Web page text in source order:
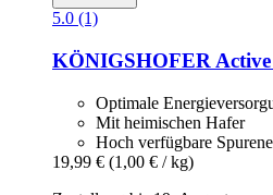
5.0 (1)
KÖNIGSHOFER
Optimale
Mit heimischen Hafer
Hoch verfügbare
19,99 € (1,00 € / kg)